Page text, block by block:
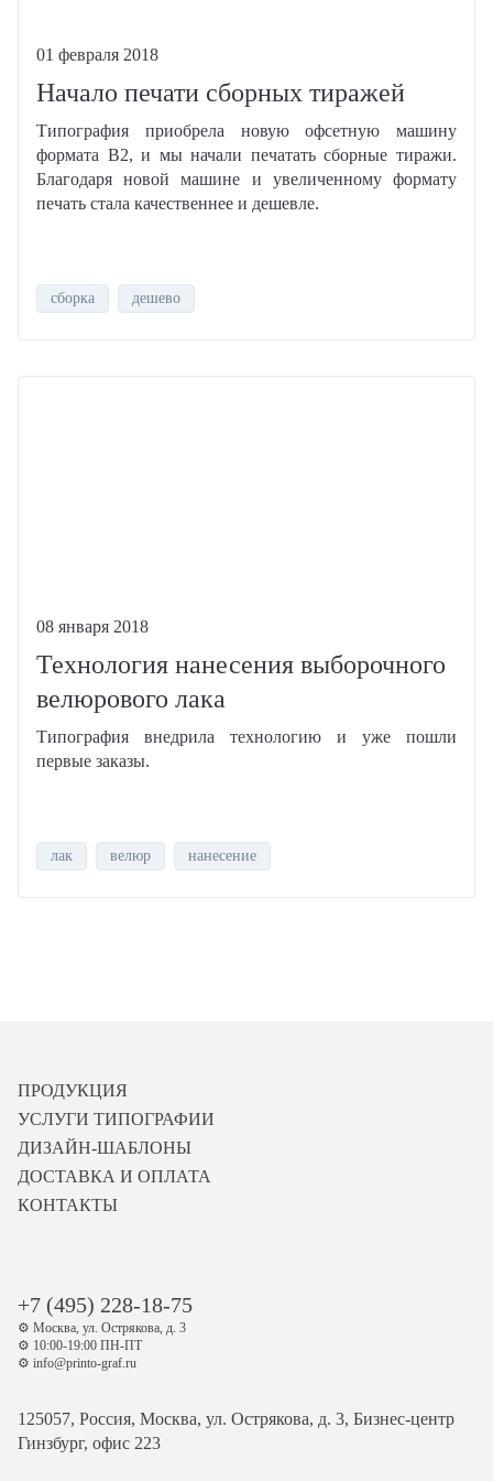
01 февраля 2018
Начало печати сборных тиражей
Типография приобрела новую офсетную машину
формата B2, и мы начали печатать сборные тиражи.
Благодаря новой машине и увеличенному формату
печать стала качественнее и дешевле.
сборка дешево
08 января 2018
Технология нанесения выборочного
велюрового лака
Типография внедрила технологию и уже пошли
первые заказы.
лак велюр нанесение
ПРОДУКЦИЯ
УСЛУГИ ТИПОГРАФИИ
ДИЗАЙН-ШАБЛОНЫ
ДОСТАВКА И ОПЛАТА
КОНТАКТЫ
+7 (495) 228-18-75
⚙️ Москва, ул. Острякова, д. 3
⚙️ 10:00-19:00 ПН-ПТ
⚙️ info@printo-graf.ru
125057, Россия, Москва, ул. Острякова, д. 3, Бизнес-центр
Гинзбург, офис 223